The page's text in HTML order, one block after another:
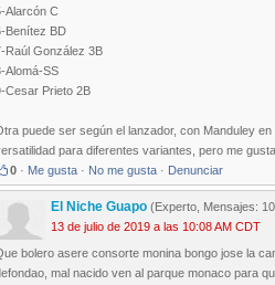
Alarcón C
Benítez BD
Raúl González 3B
Alomá-SS
Cesar Prieto 2B
puede ser según el lanzador, con Manduley
para diferentes variantes, pero me
0 · Me gusta · No me gusta · Denunciar
El Niche Guapo (Experto, Mensajes:
13 de julio de 2019 a las 10:08 AM CDT
bolero asere consorte monina bongo jose la
mal nacido ven al parque monaco para